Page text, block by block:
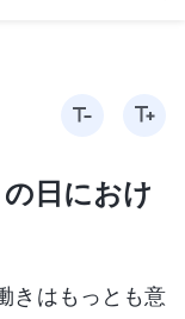
日におけ
きはもっとも意